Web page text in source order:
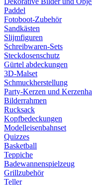
Paddel
Fotoboot-Zubehör
Sandkästen
Slijmfiguren
Schreibwaren-Sets
Steckdosenschutz
Gürtel abdeckungen
3D-Malset
Schmuckherstellung
Party-Kerzen und
Bilderrahmen
Rucksack
Kopfbedeckungen
Modelleisenbahnset
Quizzes
Basketball
Teppiche
Badewannenspielzeug
Grillzubehör
Teller